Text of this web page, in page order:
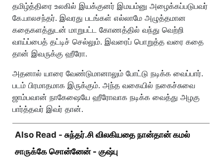
தமிழ்த்திரை உலகில் இயக்குனர் இமயம்னு அழைக்கப்படுபவர்
கே.பாலசந்தர். இவரது படங்கள் எல்லாமே அழுத்தமான
கதைகளத்துடன் மாறுபட்ட கோணத்தில் வந்து வெற்றி
வாய்ப்பைத் தட்டிச் செல்லும். இவரைப் பொறுத்த வரை கதை
தான் இவருக்கு ஹீரோ.
அதனால் யாரை வேண்டுமானாலும் போட்டு நடிக்க வைப்பார்.
படம் பிரமாதமாக இருக்கும். அந்த வகையில் நகைச்சுவை
ஜாம்பவான் நாகேஷையே ஹீரோவாக நடிக்க வைத்து அழகு
பார்த்தவர் இவர் தான்.
Also Read - சுந்தர்.சி விலகியதை நான்தான் கமல்
சாருக்கே சொன்னேன் - குஷ்பு